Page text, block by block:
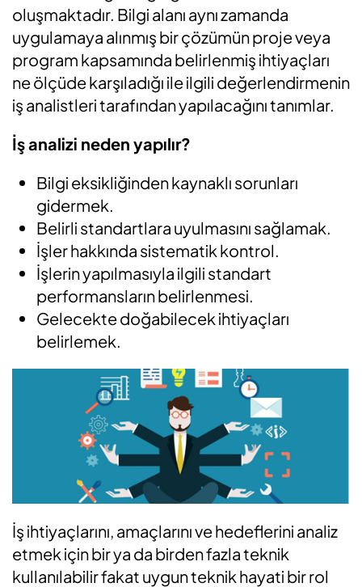
oluşmaktadır. Bilgi alanı aynı zamanda
uygulamaya alınmış bir çözümün proje veya
program kapsamında belirlenmiş ihtiyaçları
ne ölçüde karşıladığı ile ilgili değerlendirmenin
iş analistleri tarafından yapılacağını tanımlar.
İş analizi neden yapılır?
Bilgi eksikliğinden kaynaklı sorunları
gidermek.
Belirli standartlara uyulmasını sağlamak.
İşler hakkında sistematik kontrol.
İşlerin yapılmasıyla ilgili standart
performansların belirlenmesi.
Gelecekte doğabilecek ihtiyaçları
belirlemek.
İş ihtiyaçlarını, amaçlarını ve hedeflerini analiz
etmek için bir ya da birden fazla teknik
kullanılabilir fakat uygun teknik hayati bir rol